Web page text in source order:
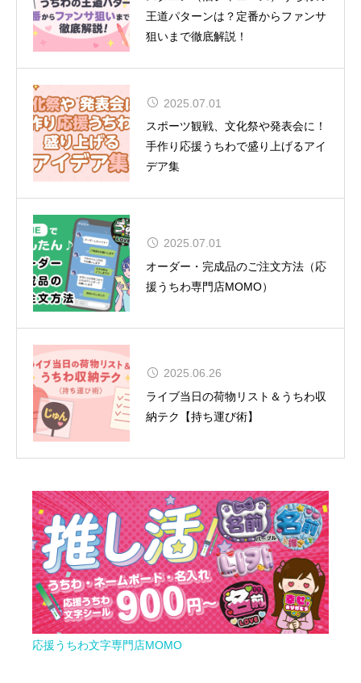
王道パターンは？定番からファンサ
狙いまで徹底解説！
2025.07.01
スポーツ観戦、文化祭や発表会に！
手作り応援うちわで盛り上げるアイ
デア集
2025.07.01
オーダー・完成品のご注文方法（応
援うちわ専門店MOMO）
2025.06.26
ライブ当日の荷物リスト＆うちわ収
納テク【持ち運び術】
ャスト＆ビジュアル解禁！
CUTIE STREET 初の全国ツアー12
都市15公演
夏uuu祭（なつまつり）開催
松田聖子、通算54作目のアルバムが
TOP10入り！女性歴代1位タイの快
挙達成
応援うちわ文字専門店MOMO